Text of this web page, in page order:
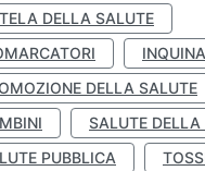
DELLA SALUTE
DELLA SALUTE
SALUTE DELLA
PUBBLICA